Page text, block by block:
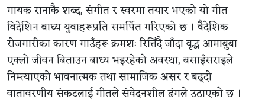
गायक रानाकै शब्द, संगीत र स्वरमा तयार भएको यो गीत
विदेशिन बाध्य युवाहरूप्रति समर्पित गरिएको छ । वैदेशिक
रोजगारीका कारण गाउँहरू क्रमशः रित्तिँदै जाँदा वृद्ध आमाबुबा
एक्लो जीवन बिताउन बाध्य भइरहेको अवस्था, बसाइँसराइले
निम्त्याएको भावनात्मक तथा सामाजिक असर र बढ्दो
वातावरणीय संकटलाई गीतले संवेदनशील ढंगले उठाएको छ ।